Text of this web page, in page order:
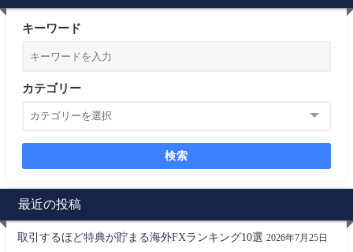
キーワード
カテゴリー
検索
最近の投稿
取引するほど特典が貯まる海外FXランキング10選 2026年7月25日